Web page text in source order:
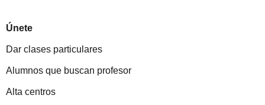
Únete
Dar clases particulares
Alumnos que buscan profesor
Alta centros